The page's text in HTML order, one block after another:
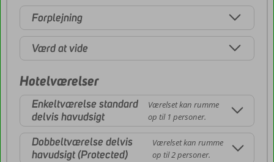
Forplejning
Værd at vide
Hotelværelser
Enkeltværelse standard
delvis havudsigt
Værelset kan rumme
op til 1 personer.
Dobbeltværelse delvis
havudsigt (Protected)
Værelset kan rumme
op til 2 personer.